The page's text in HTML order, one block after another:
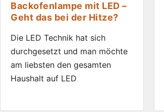
Backofenlampe mit LED –
Geht das bei der Hitze?
Die LED Technik hat sich
durchgesetzt und man möchte
am liebsten den gesamten
Haushalt auf LED